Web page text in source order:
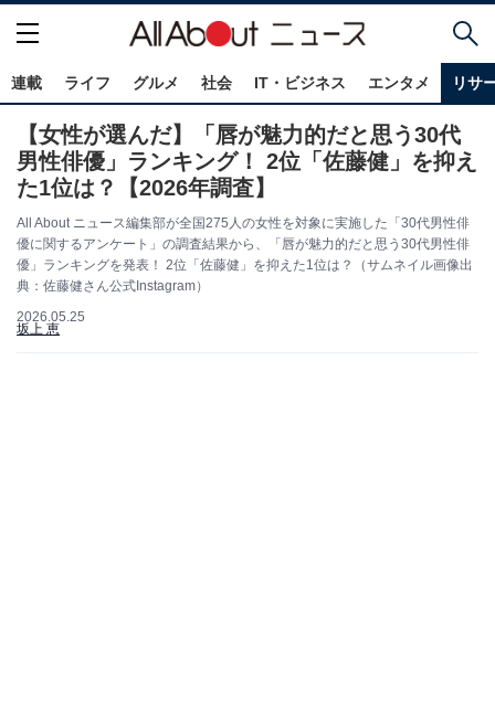
連載 ライフ グルメ 社会 IT・ビジネス エンタメ リサ
【女性が選んだ】「唇が魅力的だと思う30代
男性俳優」ランキング！ 2位「佐藤健」を抑え
た1位は？【2026年調査】
All About ニュース編集部が全国275人の女性を対象に実施した「30代男性俳
優に関するアンケート」の調査結果から、「唇が魅力的だと思う30代男性俳
優」ランキングを発表！ 2位「佐藤健」を抑えた1位は？（サムネイル画像出
典：佐藤健さん公式Instagram）
2026.05.25
坂上 恵